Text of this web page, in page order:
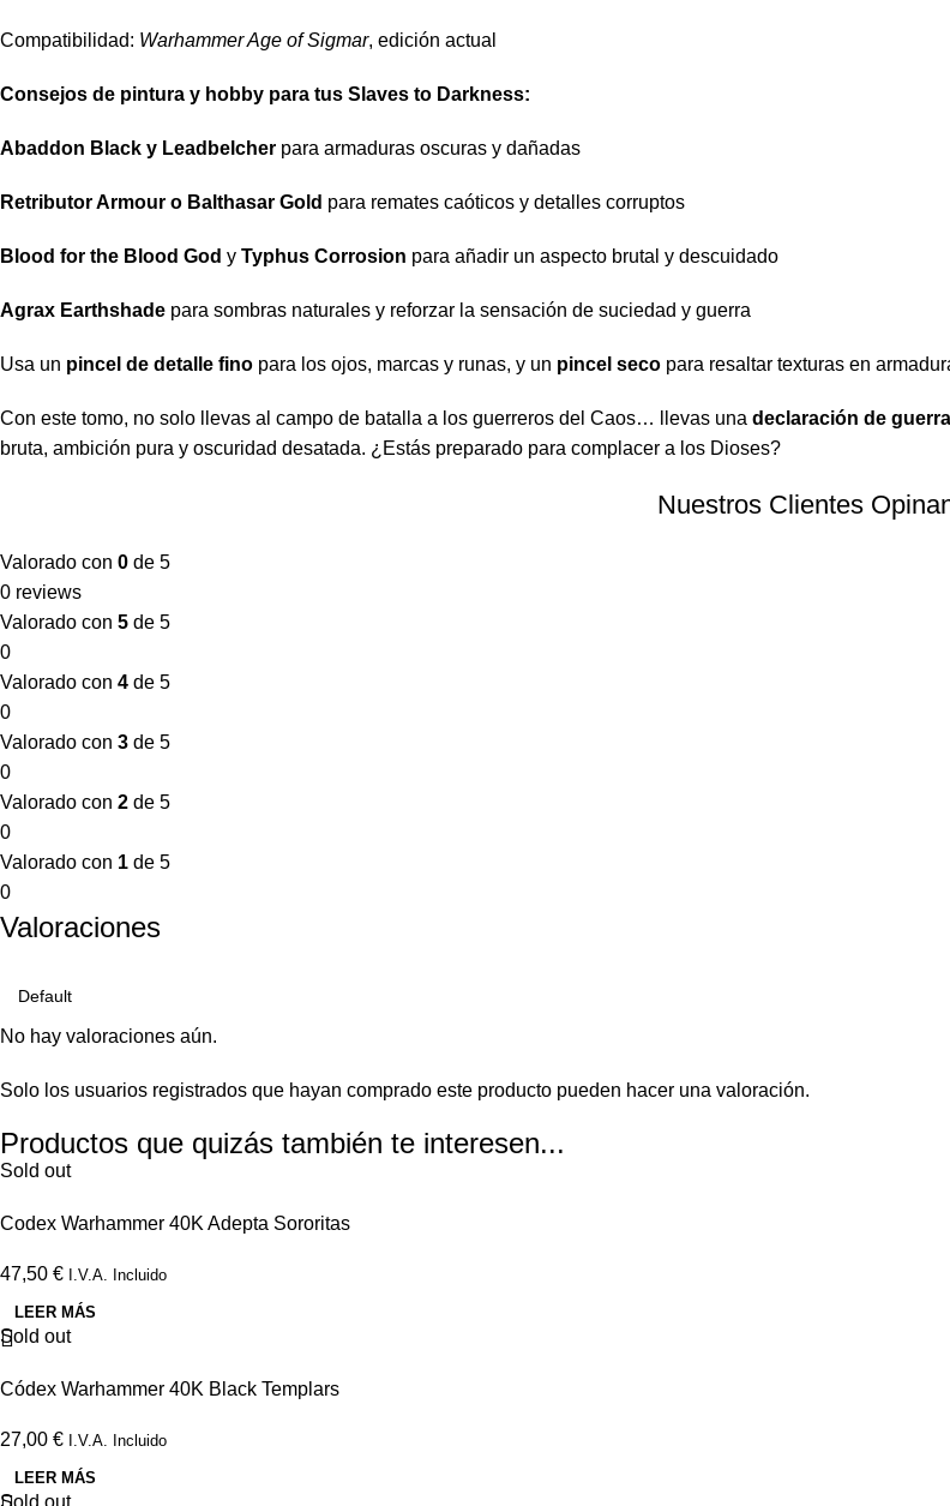
Compatibilidad: Warhammer Age of Sigmar, edición actual
Consejos de pintura y hobby para tus Slaves to Darkness:
Abaddon Black y Leadbelcher para armaduras oscuras y dañadas
Retributor Armour o Balthasar Gold para remates caóticos y detalles corruptos
Blood for the Blood God y Typhus Corrosion para añadir un aspecto brutal y descuidado
Agrax Earthshade para sombras naturales y reforzar la sensación de suciedad y guerra
Usa un pincel de detalle fino para los ojos, marcas y runas, y un pincel seco para resaltar texturas en
Con este tomo, no solo llevas al campo de batalla a los guerreros del Caos… llevas una declaración de
bruta, ambición pura y oscuridad desatada. ¿Estás preparado para complacer a los Dioses?
Nuestros Clientes
Valorado con 0 de 5
0 reviews
Valorado con 5 de 5
0
Valorado con 4 de 5
0
Valorado con 3 de 5
0
Valorado con 2 de 5
0
Valorado con 1 de 5
0
Valoraciones
No hay valoraciones aún.
Solo los usuarios registrados que hayan comprado este producto pueden hacer una valoración.
Productos que quizás también te interesen...
Sold out
Codex Warhammer 40K Adepta Sororitas
47,50 € I.V.A. Incluido
LEER MÁS
Sold out
Códex Warhammer 40K Black Templars
27,00 € I.V.A. Incluido
LEER MÁS
Sold out